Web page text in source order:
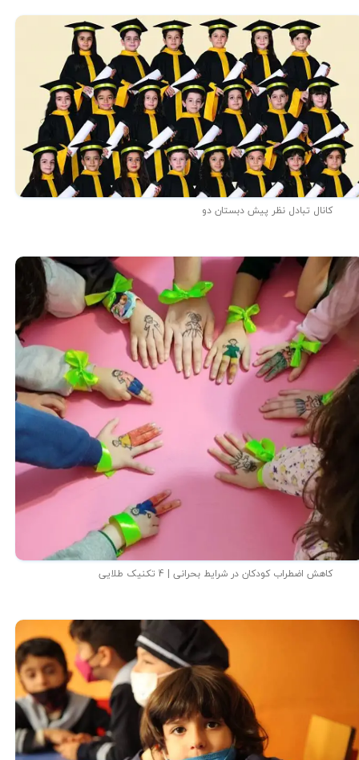
کانال تبادل نظر پیش دبستان دو
کاهش اضطراب کودکان در شرایط بحرانی | 4 تکنیک طلایی